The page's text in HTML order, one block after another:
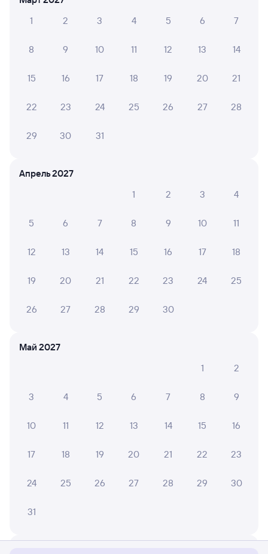
в Новокуйбышевскую
Отели Новокуйбышевска
Расписание поездов до Новокуйбышевска
Мы используем cookies для более удобной работы
1
2 3 4 5 6 7
8 9 10 11 12 13 14
15 16 17 18 19 20 21
22 23 24 25 26 27 28
29 30 31
Апрель 2027
1
2 3 4
5 6 7 8 9 10 11
12 13 14 15 16 17 18
19 20 21 22 23 24 25
26 27 28 29 30
Май 2027
1
2
3 4 5 6 7 8 9
10 11 12 13 14 15 16
17 18 19 20 21 22 23
24 25 26 27 28 29 30
31